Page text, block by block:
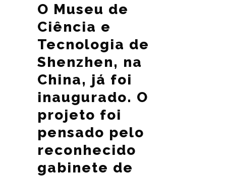
O Museu de
Ciência e
Tecnologia de
Shenzhen, na
China, já foi
inaugurado. O
projeto foi
pensado pelo
reconhecido
gabinete de